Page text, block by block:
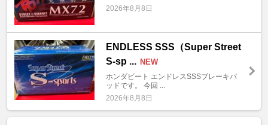
2026年8月8日
ENDLESS SSS（Super Street
S-sp ... NEW
ホンダビート エンドレスSSSブレーキパ
ッドです。 今回 ...
2026年8月8日